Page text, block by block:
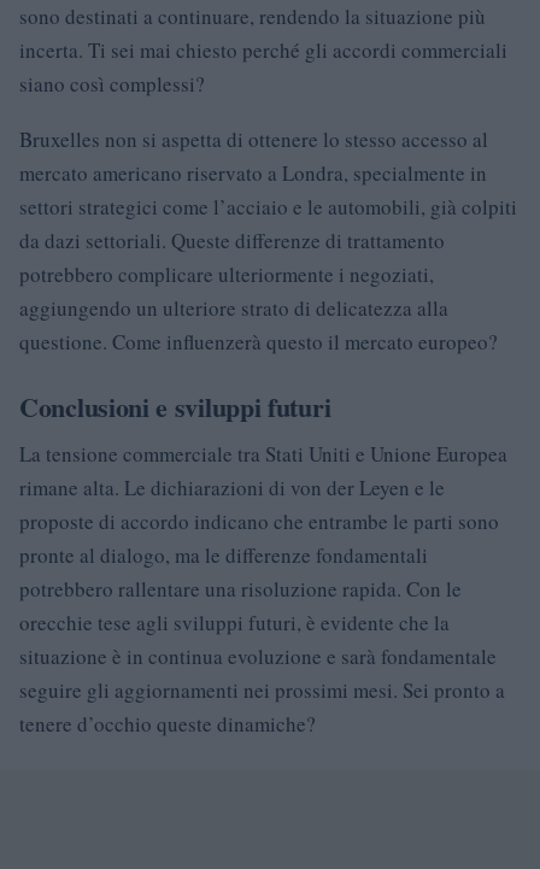
sono destinati a continuare, rendendo la situazione più
incerta. Ti sei mai chiesto perché gli accordi commerciali
siano così complessi?
Bruxelles non si aspetta di ottenere lo stesso accesso al
mercato americano riservato a Londra, specialmente in
settori strategici come l’acciaio e le automobili, già colpiti
da dazi settoriali. Queste differenze di trattamento
potrebbero complicare ulteriormente i negoziati,
aggiungendo un ulteriore strato di delicatezza alla
questione. Come influenzerà questo il mercato europeo?
Conclusioni e sviluppi futuri
La tensione commerciale tra Stati Uniti e Unione Europea
rimane alta. Le dichiarazioni di von der Leyen e le
proposte di accordo indicano che entrambe le parti sono
pronte al dialogo, ma le differenze fondamentali
potrebbero rallentare una risoluzione rapida. Con le
orecchie tese agli sviluppi futuri, è evidente che la
situazione è in continua evoluzione e sarà fondamentale
seguire gli aggiornamenti nei prossimi mesi. Sei pronto a
tenere d’occhio queste dinamiche?